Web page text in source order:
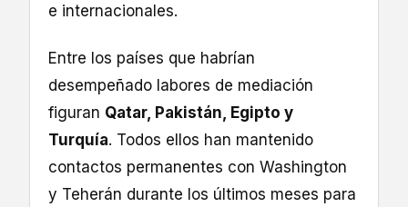
e internacionales.
Entre los países que habrían
desempeñado labores de mediación
figuran Qatar, Pakistán, Egipto y
Turquía. Todos ellos han mantenido
contactos permanentes con Washington
y Teherán durante los últimos meses para